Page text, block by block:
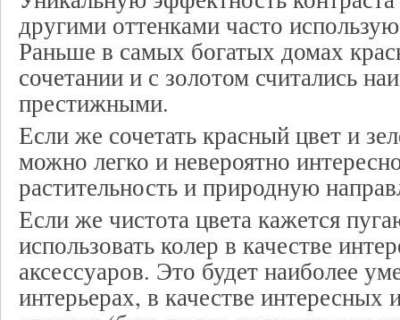
другими оттенками часто
Раньше в самых богатых домах
сочетании и с золотом считались
престижными.
Если же сочетать красный цвет и
можно легко и невероятно
растительность и природную
Если же чистота цвета кажется
использовать колер в качестве
аксессуаров. Это будет наиболее
интерьерах, в качестве интересных